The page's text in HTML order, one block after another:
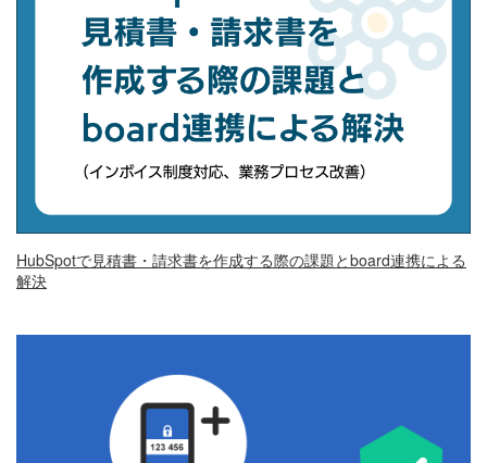
HubSpotで見積書・請求書を作成する際の課題とboard連携による
解決